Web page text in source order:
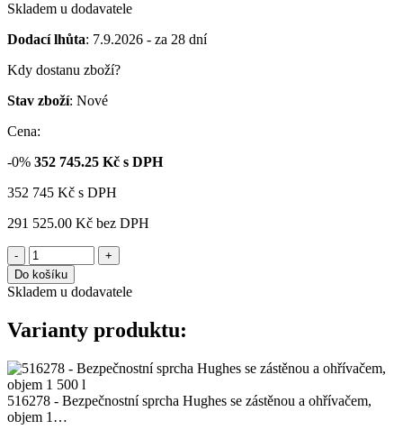
Skladem u dodavatele
Dodací lhůta: 7.9.2026 - za 28 dní
Kdy dostanu zboží?
Stav zboží: Nové
Cena:
-0% 352 745.25 Kč s DPH
352 745 Kč s DPH
291 525.00 Kč bez DPH
-
+
Do košíku
Skladem u dodavatele
Varianty produktu:
516278 - Bezpečnostní sprcha Hughes se zástěnou a ohřívačem,
objem 1…